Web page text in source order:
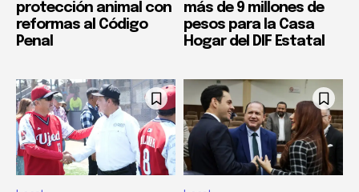
protección animal con
reformas al Código
Penal
más de 9 millones de
pesos para la Casa
Hogar del DIF Estatal